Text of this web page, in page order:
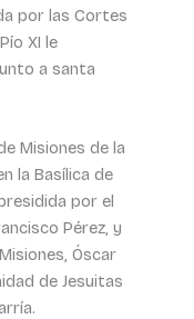
por las Cortes
XI le
a santa
Misiones de la
la Basílica de
por el
Pérez, y
Óscar
de Jesuitas